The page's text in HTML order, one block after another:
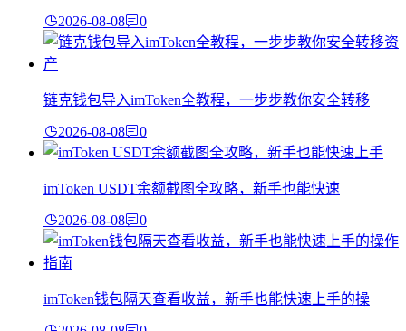
2026-08-08 0
链克钱包导入imToken全教程，一步步教你安全转移
2026-08-08 0
imToken USDT余额截图全攻略，新手也能快速
2026-08-08 0
imToken钱包隔天查看收益，新手也能快速上手的操